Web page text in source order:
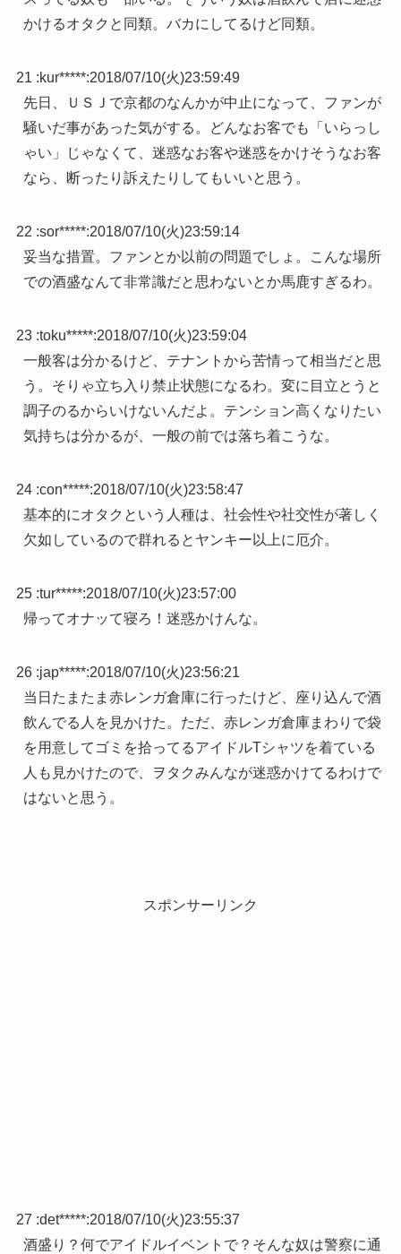
かけるオタクと同類。バカにしてるけど同類。
21 :kur*****:2018/07/10(火)23:59:49
先日、ＵＳＪで京都のなんかが中止になって、ファンが
騒いだ事があった気がする。どんなお客でも「いらっし
ゃい」じゃなくて、迷惑なお客や迷惑をかけそうなお客
なら、断ったり訴えたりしてもいいと思う。
22 :sor*****:2018/07/10(火)23:59:14
妥当な措置。ファンとか以前の問題でしょ。こんな場所
での酒盛なんて非常識だと思わないとか馬鹿すぎるわ。
23 :toku*****:2018/07/10(火)23:59:04
一般客は分かるけど、テナントから苦情って相当だと思
う。そりゃ立ち入り禁止状態になるわ。変に目立とうと
調子のるからいけないんだよ。テンション高くなりたい
気持ちは分かるが、一般の前では落ち着こうな。
24 :con*****:2018/07/10(火)23:58:47
基本的にオタクという人種は、社会性や社交性が著しく
欠如しているので群れるとヤンキー以上に厄介。
25 :tur*****:2018/07/10(火)23:57:00
帰ってオナッて寝ろ！迷惑かけんな。
26 :jap*****:2018/07/10(火)23:56:21
当日たまたま赤レンガ倉庫に行ったけど、座り込んで酒
飲んでる人を見かけた。ただ、赤レンガ倉庫まわりで袋
を用意してゴミを拾ってるアイドルTシャツを着ている
人も見かけたので、ヲタクみんなが迷惑かけてるわけで
はないと思う。
スポンサーリンク
27 :det*****:2018/07/10(火)23:55:37
酒盛り？何でアイドルイベントで？そんな奴は警察に通